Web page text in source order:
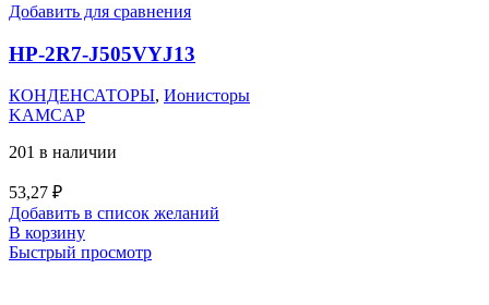
Добавить для сравнения
HP-2R7-J505VYJ13
КОНДЕНСАТОРЫ, Ионисторы
KAMCAP
201 в наличии
53,27 ₽
Добавить в список желаний
В корзину
Быстрый просмотр